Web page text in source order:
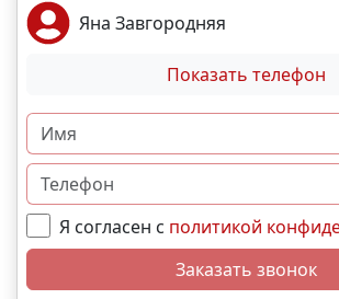
Яна Завгородняя
Показать телефон
Я согласен с политикой
Заказать звонок